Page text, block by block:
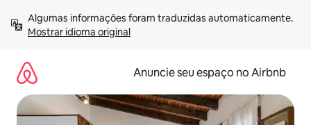
para
Mostrar idioma original
Anuncie seu espaço no Airbnb